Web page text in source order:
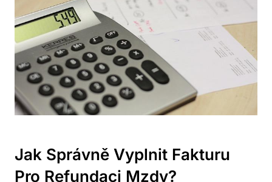
Jak Správně Vyplnit Fakturu
Pro Refundaci Mzdy?